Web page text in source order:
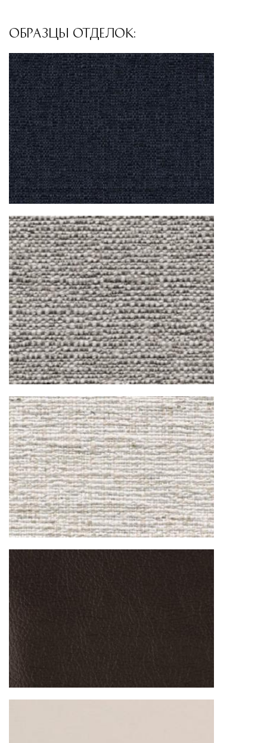
Для клиентов Москвы и МО предусмотрены
Доставка до адреса— транспортировка
товара от нашего склада непосредственно к
месту назначения с соблюдением сроков
Профессиональная выгрузка—
квалифицированные грузчики
осуществляют разгрузку с применением
специального оборудования и техники
Подъём на этажи— доставка мебели и
дверных блоков в квартиры и офисы с
использованием лифтов или монтажных
средств
Распаковка и расстановка— специалисты
распаковывают товар и устанавливают его в
указанное место
Вывоз упаковочного материала— полная
очистка помещения от тары и упаковки
Гарантийная проверка— осмотр товара на
предмет повреждений и дефектов при
доставке
Сроки доставкиСтандартная доставка по
Москве осуществляется в течение 3-5 рабочих
дней. Для Московской области сроки зависят
от удалённости объекта и варьируются от 5 до
10 рабочих дней. Возможна срочная доставка
при наличии свободных логистических
ресурсов.
Управление логистикой и контроль
Каждый заказ отслеживается в режиме
реального времени через систему GPS-
мониторинга. Наша команда логистических
специалистов с опытом работы в
международной доставке обеспечивает
полную сохранность груза, соблюдение
температурного режима и защиту от
механических повреждений на всех этапах
ОБРАЗЦЫ ОТДЕЛОК: